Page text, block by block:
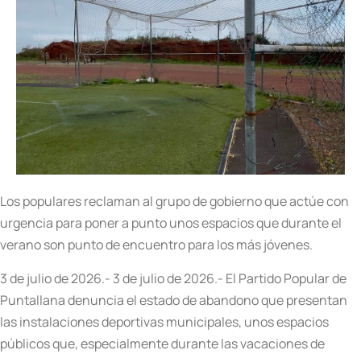
Los populares reclaman al grupo de gobierno que actúe con
urgencia para poner a punto unos espacios que durante el
verano son punto de encuentro para los más jóvenes.
3 de julio de 2026.- 3 de julio de 2026.- El Partido Popular de
Puntallana denuncia el estado de abandono que presentan
las instalaciones deportivas municipales, unos espacios
públicos que, especialmente durante las vacaciones de